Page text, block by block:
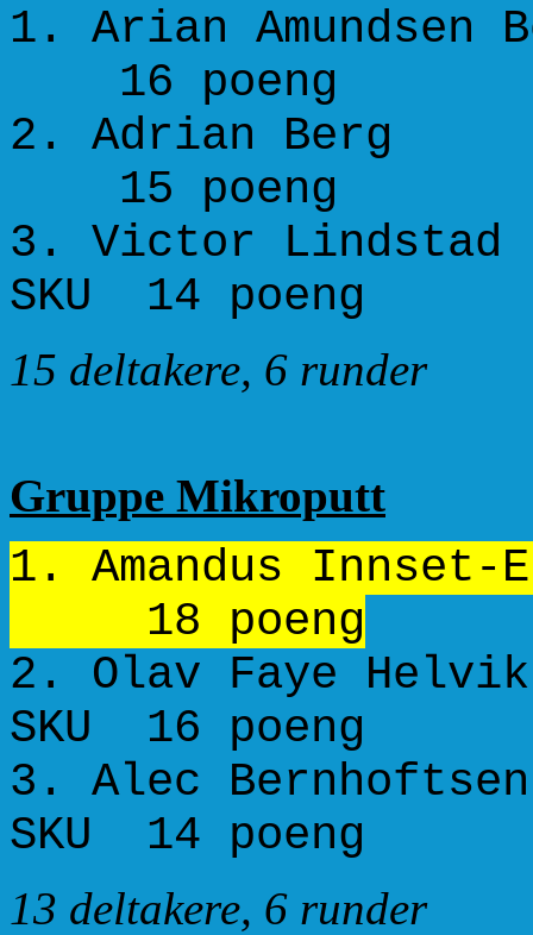
1. Arian
16 poeng
2. Adrian
15 poeng
3. Victor
SKU 14 poeng
15 deltakere, 6 runder
Gruppe Mikroputt
1. Amandus
18 poeng
2. Olav Faye
SKU 16 poeng
3. Alec
SKU 14 poeng
13 deltakere, 6 runder